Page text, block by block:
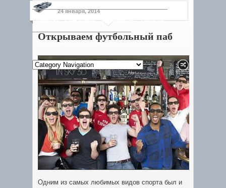
Камеры Смесители Конвейеры Емкости
Продукция Дозаторы
24 января, 2014
Открываем футбольный паб
Одним из самых любимых видов спорта был и